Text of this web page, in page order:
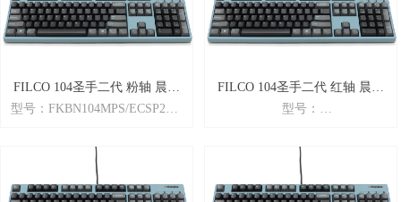
FILCO 104圣手二代 粉轴 晨曦
绿 PBT多媒体版 机械键盘
型号：FKBN104MPS/ECSP2AG
列」二代
颜色： 晨曦绿
特性： 英语ASCII配列 + Cherry
粉轴 + N-key rollover全键无冲
FILCO 104圣手二代 红轴 晨曦
绿 PBT多媒体版 机械键盘
型号：
商品名： Majestouch2「圣手系
列」二代
颜色： 晨曦绿
特性： 英语ASCII配列 + Cherry